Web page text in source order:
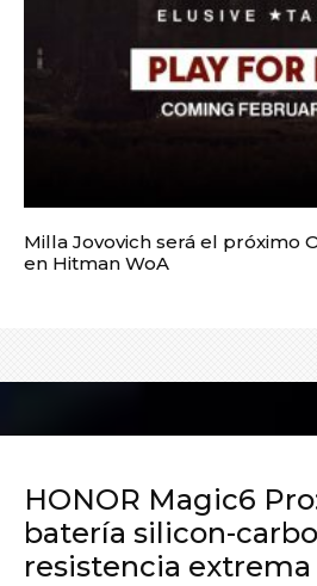
Milla Jovovich será el próximo
en Hitman WoA
HONOR Magic6
batería silicon-
resistencia extrema